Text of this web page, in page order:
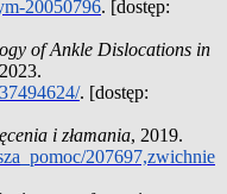
20050796. [dostęp:
of Ankle Dislocations in
. [dostęp:
i złamania, 2019.
207697,zwichnie